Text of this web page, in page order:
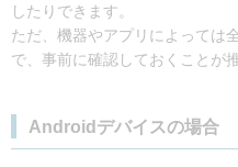
したりできます。
ただ、機器やアプリによっては
で、事前に確認しておくことが
Androidデバイスの場合